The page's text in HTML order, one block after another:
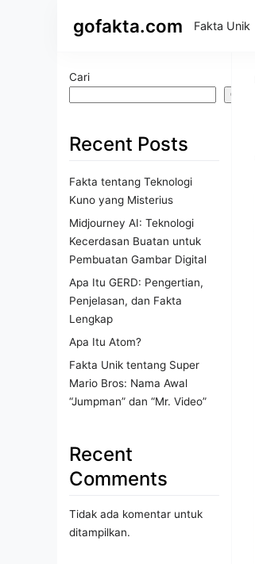
gofakta.com Fakta Unik
Cari
Cari
Recent Posts
Fakta tentang Teknologi
Kuno yang Misterius
Midjourney AI: Teknologi
Kecerdasan Buatan untuk
Pembuatan Gambar Digital
Apa Itu GERD: Pengertian,
Penjelasan, dan Fakta
Lengkap
Apa Itu Atom?
Fakta Unik tentang Super
Mario Bros: Nama Awal
“Jumpman” dan “Mr. Video”
Recent
Comments
Tidak ada komentar untuk
ditampilkan.